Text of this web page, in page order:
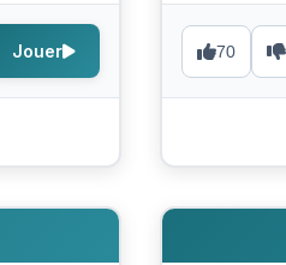
Jouer 70